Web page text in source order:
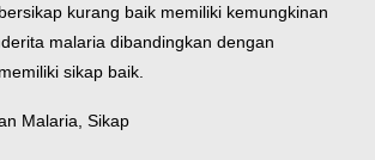
kurang baik memiliki kemungkinan
malaria dibandingkan dengan
sikap baik.
Malaria, Sikap